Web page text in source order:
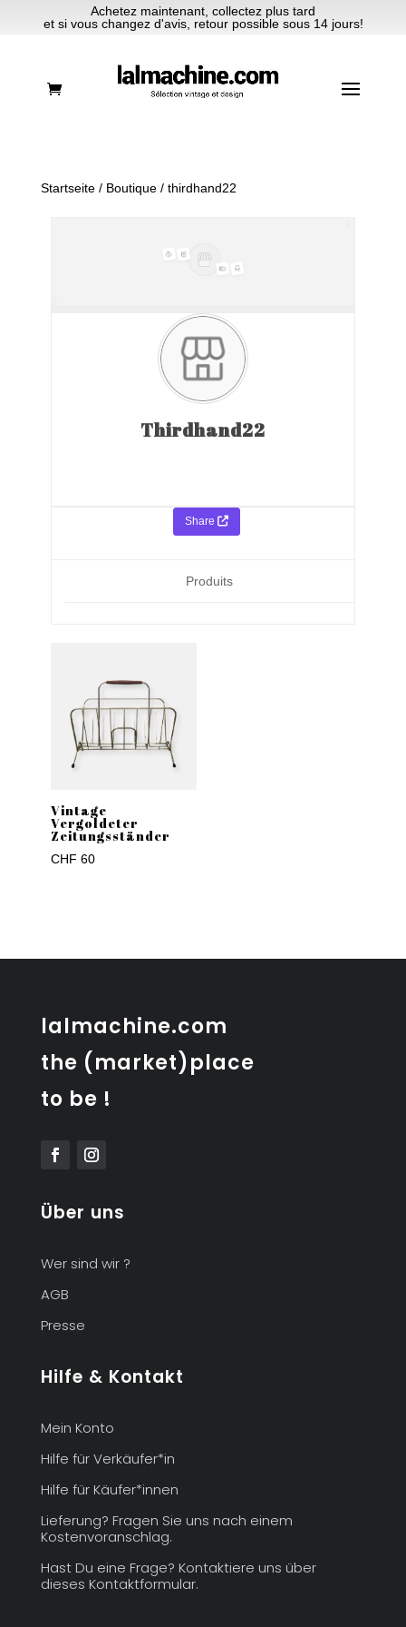
Achetez maintenant, collectez plus tard
et si vous changez d'avis, retour possible sous 14 jours!
Startseite/ Boutique/ thirdhand22
Thirdhand22
Share
Produits
Vintage
Vergoldeter
Zeitungsständer
CHF 60
lalmachine.com
the (market)place
to be !
Über uns
Wer sind wir ?
AGB
Presse
Hilfe & Kontakt
Mein Konto
Hilfe für Verkäufer*in
Hilfe für Käufer*innen
Lieferung? Fragen Sie uns nach einem
Kostenvoranschlag.
Hast Du eine Frage? Kontaktiere uns über
dieses Kontaktformular.